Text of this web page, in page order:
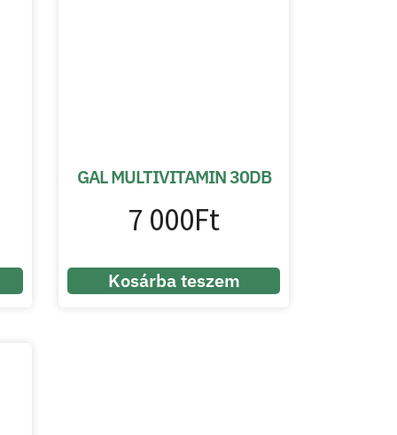
GAL MULTIVITAMIN 30DB
7 000Ft
Kosárba teszem